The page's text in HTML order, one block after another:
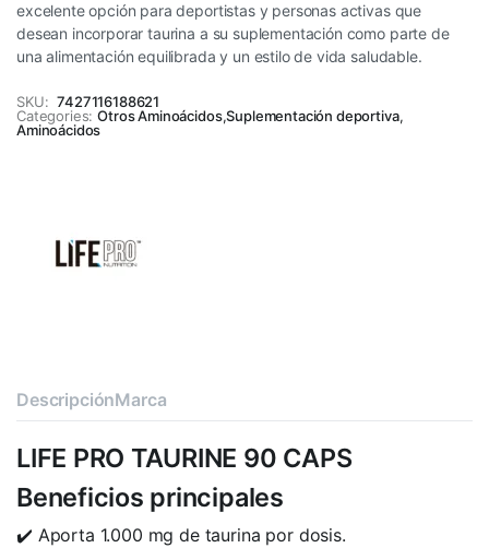
excelente opción para deportistas y personas activas que
desean incorporar taurina a su suplementación como parte de
una alimentación equilibrada y un estilo de vida saludable.
SKU: 7427116188621
Categories: Otros Aminoácidos,Suplementación deportiva,
Aminoácidos
DescripciónMarca
LIFE PRO TAURINE 90 CAPS
Beneficios principales
✔️ Aporta 1.000 mg de taurina por dosis.